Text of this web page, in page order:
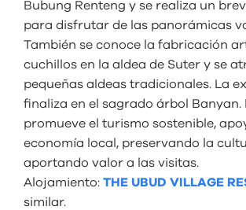
Bubung Renteng y se realiza un
para disfrutar de las panorámicas
También se conoce la fabricación
cuchillos en la aldea de Suter y se
pequeñas aldeas tradicionales. La
finaliza en el sagrado árbol Banyan.
promueve el turismo sostenible,
economía local, preservando la
aportando valor a las visitas.
Alojamiento: THE UBUD VILLAGE
similar.